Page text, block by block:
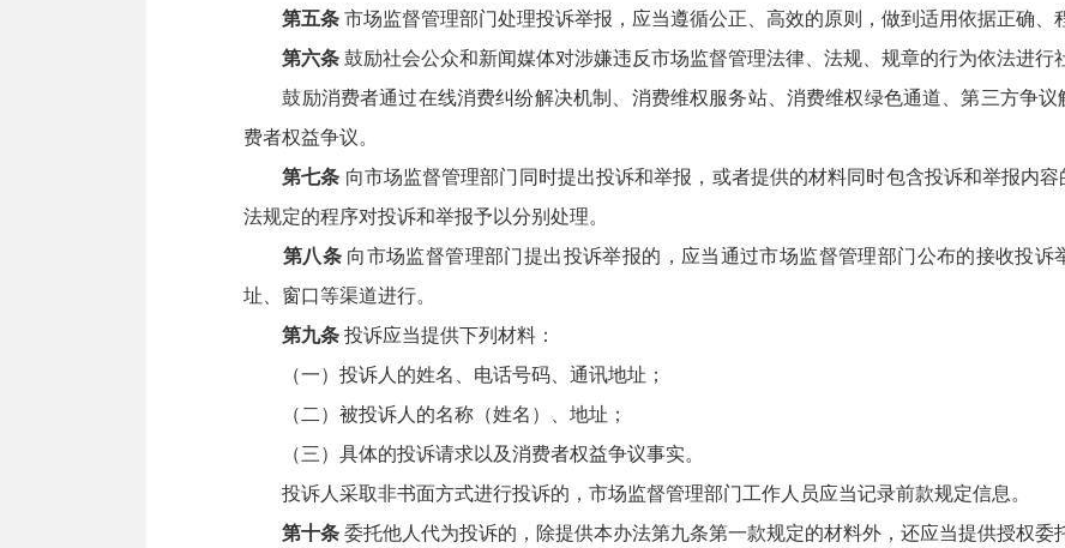
第五条 市场监督管理部门处理投诉举报，应当遵循公正、高效的原则，做到适用依据正确、
第六条 鼓励社会公众和新闻媒体对涉嫌违反市场监督管理法律、法规、规章的行为依法进行
鼓励消费者通过在线消费纠纷解决机制、消费维权服务站、消费维权绿色通道、第三方争议
费者权益争议。
第七条 向市场监督管理部门同时提出投诉和举报，或者提供的材料同时包含投诉和举报内
法规定的程序对投诉和举报予以分别处理。
第八条向市场监督管理部门提出投诉举报的，应当通过市场监督管理部门公布的接收投诉
址、窗口等渠道进行。
第九条 投诉应当提供下列材料：
（一）投诉人的姓名、电话号码、通讯地址；
（二）被投诉人的名称（姓名）、地址；
（三）具体的投诉请求以及消费者权益争议事实。
投诉人采取非书面方式进行投诉的，市场监督管理部门工作人员应当记录前款规定信息。
第十条 委托他人代为投诉的，除提供本办法第九条第一款规定的材料外，还应当提供授权委